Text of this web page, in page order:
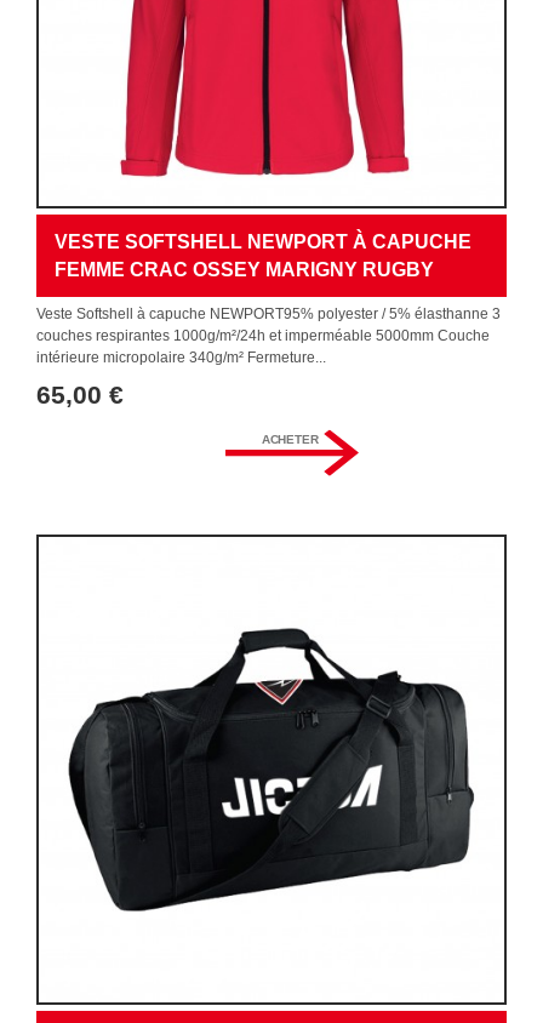
VESTE SOFTSHELL NEWPORT À CAPUCHE
FEMME CRAC OSSEY MARIGNY RUGBY
Veste Softshell à capuche NEWPORT95% polyester / 5% élasthanne 3
couches respirantes 1000g/m²/24h et imperméable 5000mm Couche
intérieure micropolaire 340g/m² Fermeture...
65,00 €
ACHETER